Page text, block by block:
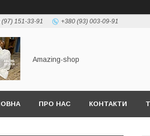
(97) 151-33-91 +380 (93) 003-09-91
Amazing-shop
ПРО НАС КОНТАКТИ